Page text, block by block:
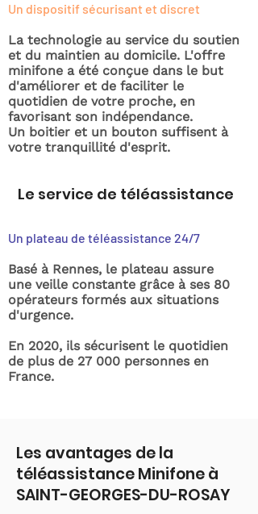
Un dispositif sécurisant et discret
La technologie au service du soutien
et du maintien au domicile. L'offre
minifone a été conçue dans le but
d'améliorer et de faciliter le
quotidien de votre proche, en
favorisant son indépendance.
Un boitier et un bouton suffisent à
votre tranquillité d'esprit.
Le service de téléassistance
Un plateau de téléassistance 24/7
Basé à Rennes, le plateau assure
une veille constante grâce à ses 80
opérateurs formés aux situations
d'urgence.
En 2020, ils sécurisent le quotidien
de plus de 27 000 personnes en
France.
Les avantages de la
téléassistance Minifone à
SAINT-GEORGES-DU-ROSAY